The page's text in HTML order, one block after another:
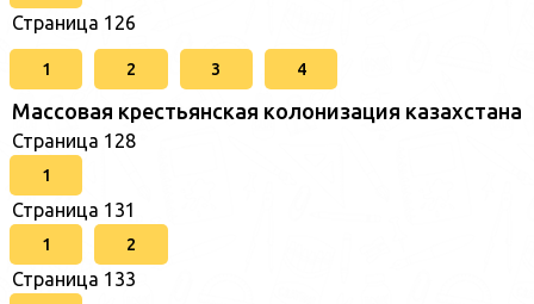
Страница 126
1 2 3 4
Массовая крестьянская колонизация казахстана
Страница 128
1
Страница 131
1 2
Страница 133